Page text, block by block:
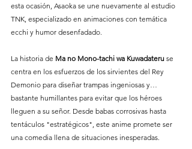
esta ocasión, Asaoka se une nuevamente al estudio
TNK, especializado en animaciones con temática
ecchi y humor desenfadado.
La historia de Ma no Mono-tachi wa Kuwadateru se
centra en los esfuerzos de los sirvientes del Rey
Demonio para diseñar trampas ingeniosas y…
bastante humillantes para evitar que los héroes
lleguen a su señor. Desde babas corrosivas hasta
tentáculos "estratégicos", este anime promete ser
una comedia llena de situaciones inesperadas.